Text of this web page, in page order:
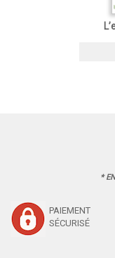
*
PAIEMENT
SÉCURISÉ